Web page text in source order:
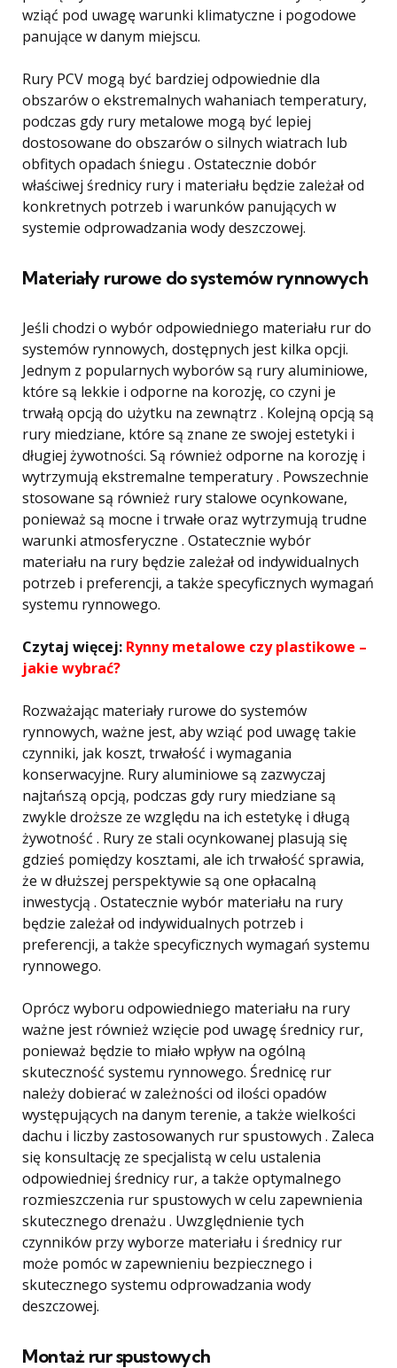
wziąć pod uwagę warunki klimatyczne i pogodowe
panujące w danym miejscu.
Rury PCV mogą być bardziej odpowiednie dla
obszarów o ekstremalnych wahaniach temperatury,
podczas gdy rury metalowe mogą być lepiej
dostosowane do obszarów o silnych wiatrach lub
obfitych opadach śniegu . Ostatecznie dobór
właściwej średnicy rury i materiału będzie zależał od
konkretnych potrzeb i warunków panujących w
systemie odprowadzania wody deszczowej.
Materiały rurowe do systemów rynnowych
Jeśli chodzi o wybór odpowiedniego materiału rur do
systemów rynnowych, dostępnych jest kilka opcji.
Jednym z popularnych wyborów są rury aluminiowe,
które są lekkie i odporne na korozję, co czyni je
trwałą opcją do użytku na zewnątrz . Kolejną opcją są
rury miedziane, które są znane ze swojej estetyki i
długiej żywotności. Są również odporne na korozję i
wytrzymują ekstremalne temperatury . Powszechnie
stosowane są również rury stalowe ocynkowane,
ponieważ są mocne i trwałe oraz wytrzymują trudne
warunki atmosferyczne . Ostatecznie wybór
materiału na rury będzie zależał od indywidualnych
potrzeb i preferencji, a także specyficznych wymagań
systemu rynnowego.
Czytaj więcej: Rynny metalowe czy plastikowe –
jakie wybrać?
Rozważając materiały rurowe do systemów
rynnowych, ważne jest, aby wziąć pod uwagę takie
czynniki, jak koszt, trwałość i wymagania
konserwacyjne. Rury aluminiowe są zazwyczaj
najtańszą opcją, podczas gdy rury miedziane są
zwykle droższe ze względu na ich estetykę i długą
żywotność . Rury ze stali ocynkowanej plasują się
gdzieś pomiędzy kosztami, ale ich trwałość sprawia,
że ​​w dłuższej perspektywie są one opłacalną
inwestycją . Ostatecznie wybór materiału na rury
będzie zależał od indywidualnych potrzeb i
preferencji, a także specyficznych wymagań systemu
rynnowego.
Oprócz wyboru odpowiedniego materiału na rury
ważne jest również wzięcie pod uwagę średnicy rur,
ponieważ będzie to miało wpływ na ogólną
skuteczność systemu rynnowego. Średnicę rur
należy dobierać w zależności od ilości opadów
występujących na danym terenie, a także wielkości
dachu i liczby zastosowanych rur spustowych . Zaleca
się konsultację ze specjalistą w celu ustalenia
odpowiedniej średnicy rur, a także optymalnego
rozmieszczenia rur spustowych w celu zapewnienia
skutecznego drenażu . Uwzględnienie tych
czynników przy wyborze materiału i średnicy rur
może pomóc w zapewnieniu bezpiecznego i
skutecznego systemu odprowadzania wody
deszczowej.
Montaż rur spustowych